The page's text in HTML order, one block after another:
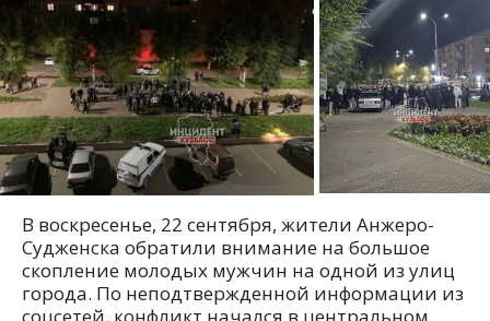
В воскресенье, 22 сентября, жители Анжеро-
Судженска обратили внимание на большое
скопление молодых мужчин на одной из улиц
города. По неподтвержденной информации из